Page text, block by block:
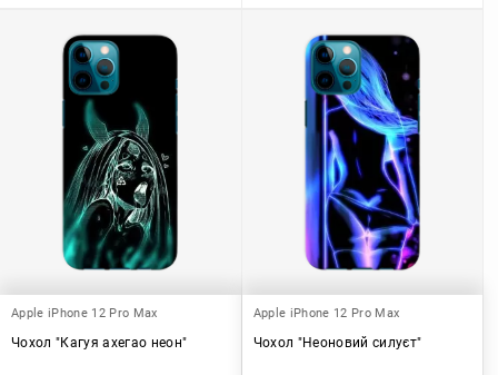
Apple iPhone 12 Pro Max
Чохол "Кагуя ахегао неон"
Apple iPhone 12 Pro Max
Чохол "Неоновий силуєт"